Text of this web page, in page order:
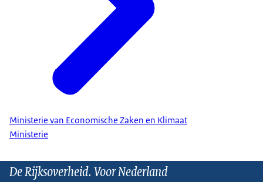
Ministerie van Economische Zaken en Klimaat
Ministerie
De Rijksoverheid. Voor Nederland